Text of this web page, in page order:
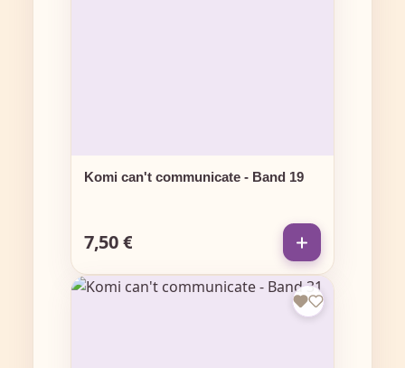
Komi can't communicate - Band 19
Regulärer Preis:
7,50 €